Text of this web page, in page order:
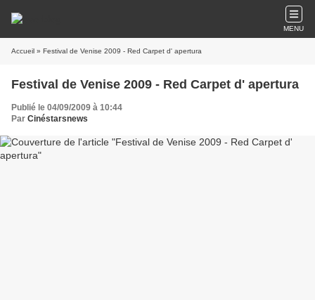
MENU
Accueil » Festival de Venise 2009 - Red Carpet d' apertura
Festival de Venise 2009 - Red Carpet d' apertura
Publié le 04/09/2009 à 10:44
Par Cinéstarsnews